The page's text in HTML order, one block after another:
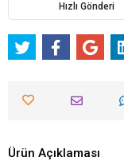
Hızlı Gönderi
Ürün Açıklaması